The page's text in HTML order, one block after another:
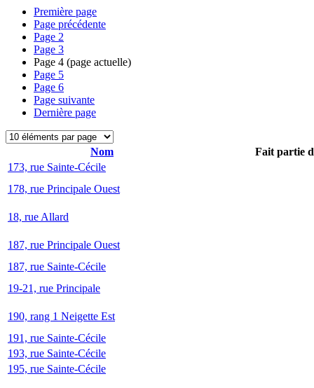
Première page
Page précédente
Page 2
Page 3
Page 4 (page actuelle)
Page 5
Page 6
Page suivante
Dernière page
Nom
Fait partie
173, rue Sainte-Cécile
178, rue Principale Ouest
18, rue Allard
187, rue Principale Ouest
187, rue Sainte-Cécile
19-21, rue Principale
190, rang 1 Neigette Est
191, rue Sainte-Cécile
193, rue Sainte-Cécile
195, rue Sainte-Cécile